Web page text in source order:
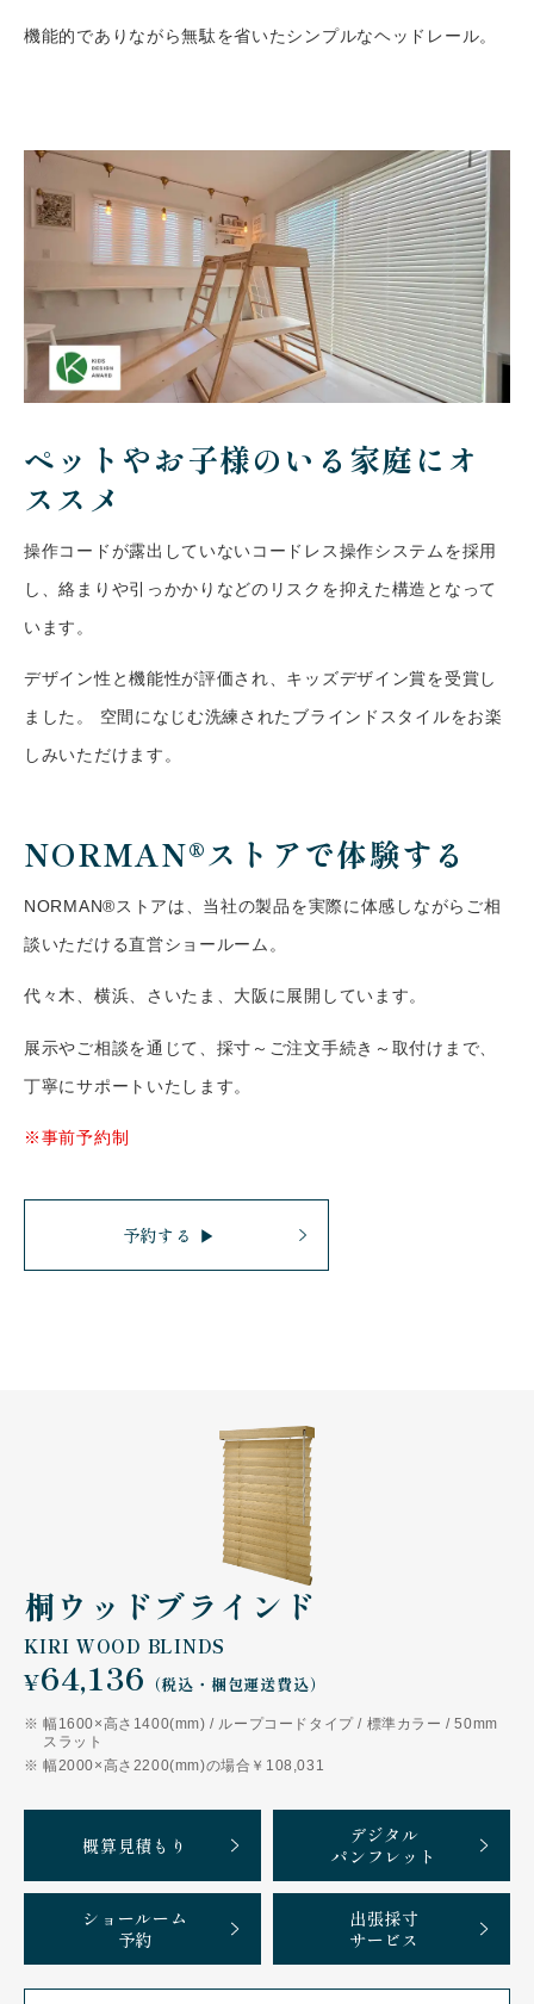
機能的でありながら無駄を省いたシンプルなヘッドレール。
ペットやお子様のいる家庭にオ
ススメ
操作コードが露出していないコードレス操作システムを採用
し、絡まりや引っかかりなどのリスクを抑えた構造となって
います。
デザイン性と機能性が評価され、キッズデザイン賞を受賞し
ました。 空間になじむ洗練されたブラインドスタイルをお楽
しみいただけます。
NORMAN®ストアで体験する
NORMAN®ストアは、当社の製品を実際に体感しながらご相
談いただける直営ショールーム。
代々木、横浜、さいたま、大阪に展開しています。
展示やご相談を通じて、採寸～ご注文手続き～取付けまで、
丁寧にサポートいたします。
※事前予約制
予約する ▶
桐ウッドブラインド
KIRI WOOD BLINDS
¥64,136 （税込・梱包運送費込）
幅1600×高さ1400(mm) / ループコードタイプ / 標準カラー / 50mm
スラット
幅2000×高さ2200(mm)の場合￥108,031
概算見積もり
デジタル
パンフレット
ショールーム
予約
出張採寸
サービス